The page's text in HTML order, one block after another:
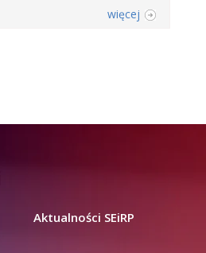
więcej
Aktualności SEiRP